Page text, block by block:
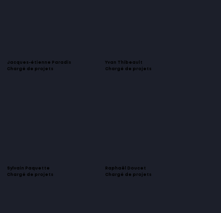
Jacques-étienne Paradis
Chargé de projets
Yvan Thibeault
Chargé de projets
Sylvain Paquette
Chargé de projets
Raphaël Doucet
Chargé de projets